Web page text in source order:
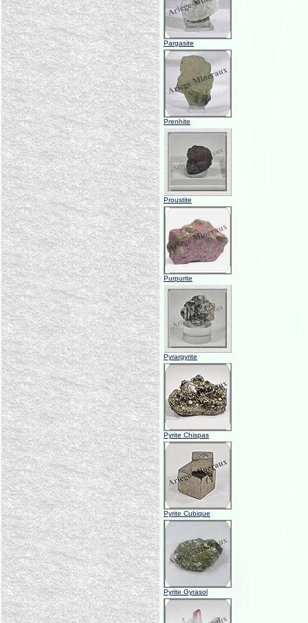
Pargasite
Prenhite
Proustite
Purpurite
Pyrargyrite
Pyrite Chispas
Pyrite Cubique
Pyrite Gyrasol